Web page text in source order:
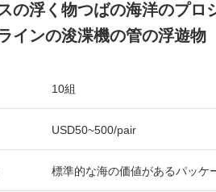
の浮く物つばの海洋のプロ
インの浚渫機の管の浮遊物
10組
USD50~500/pair
標準的な海の価値があるパッケ